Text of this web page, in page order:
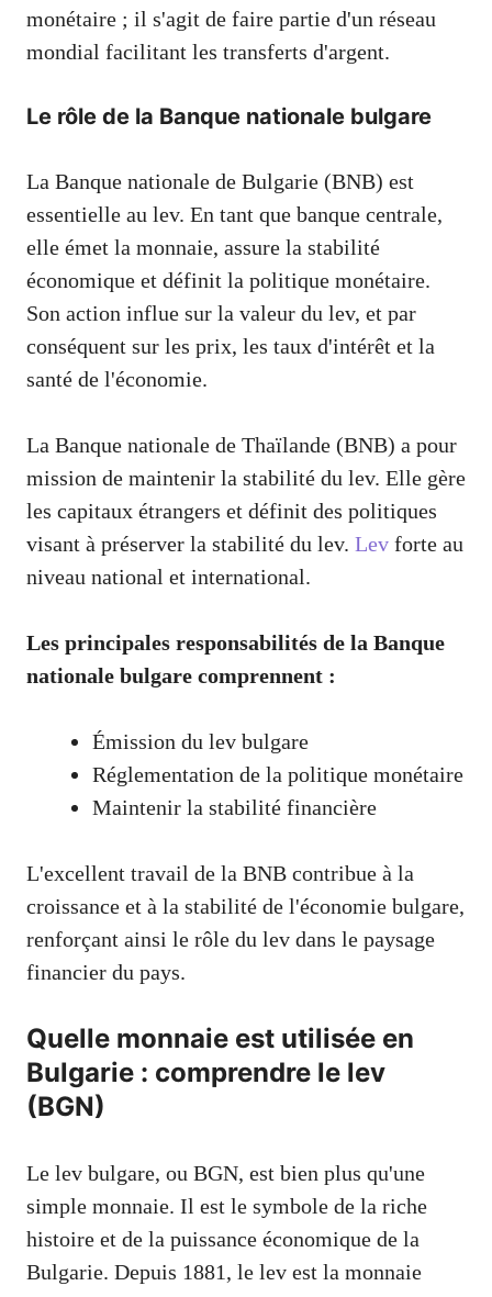
monétaire ; il s'agit de faire partie d'un réseau
mondial facilitant les transferts d'argent.
Le rôle de la Banque nationale bulgare
La Banque nationale de Bulgarie (BNB) est
essentielle au lev. En tant que banque centrale,
elle émet la monnaie, assure la stabilité
économique et définit la politique monétaire.
Son action influe sur la valeur du lev, et par
conséquent sur les prix, les taux d'intérêt et la
santé de l'économie.
La Banque nationale de Thaïlande (BNB) a pour
mission de maintenir la stabilité du lev. Elle gère
les capitaux étrangers et définit des politiques
visant à préserver la stabilité du lev. Lev forte au
niveau national et international.
Les principales responsabilités de la Banque
nationale bulgare comprennent :
Émission du lev bulgare
Réglementation de la politique monétaire
Maintenir la stabilité financière
L'excellent travail de la BNB contribue à la
croissance et à la stabilité de l'économie bulgare,
renforçant ainsi le rôle du lev dans le paysage
financier du pays.
Quelle monnaie est utilisée en
Bulgarie : comprendre le lev
(BGN)
Le lev bulgare, ou BGN, est bien plus qu'une
simple monnaie. Il est le symbole de la riche
histoire et de la puissance économique de la
Bulgarie. Depuis 1881, le lev est la monnaie